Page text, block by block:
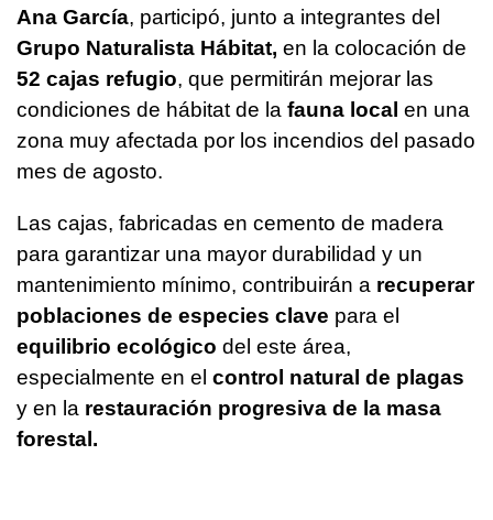
Ana García, participó, junto a integrantes del
Grupo Naturalista Hábitat, en la colocación de
52 cajas refugio, que permitirán mejorar las
condiciones de hábitat de la fauna local en una
zona muy afectada por los incendios del pasado
mes de agosto.
Las cajas, fabricadas en cemento de madera
para garantizar una mayor durabilidad y un
mantenimiento mínimo, contribuirán a recuperar
poblaciones de especies clave para el
equilibrio ecológico del este área,
especialmente en el control natural de plagas
y en la restauración progresiva de la masa
forestal.